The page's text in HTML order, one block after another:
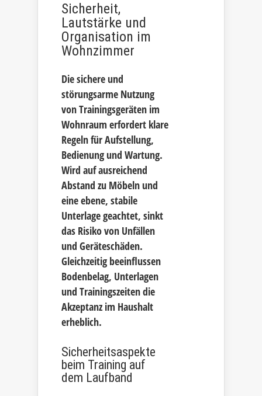
Sicherheit,
Lautstärke und
Organisation im
Wohnzimmer
Die sichere und
störungsarme Nutzung
von Trainingsgeräten im
Wohnraum erfordert klare
Regeln für Aufstellung,
Bedienung und Wartung.
Wird auf ausreichend
Abstand zu Möbeln und
eine ebene, stabile
Unterlage geachtet, sinkt
das Risiko von Unfällen
und Geräteschäden.
Gleichzeitig beeinflussen
Bodenbelag, Unterlagen
und Trainingszeiten die
Akzeptanz im Haushalt
erheblich.
Sicherheitsaspekte
beim Training auf
dem Laufband